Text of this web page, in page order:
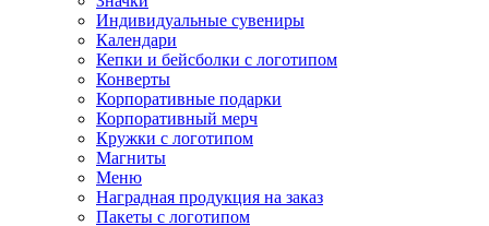
Индивидуальные сувениры
Календари
Кепки и бейсболки с логотипом
Конверты
Корпоративные подарки
Корпоративный мерч
Кружки с логотипом
Магниты
Меню
Наградная продукция на заказ
Пакеты с логотипом